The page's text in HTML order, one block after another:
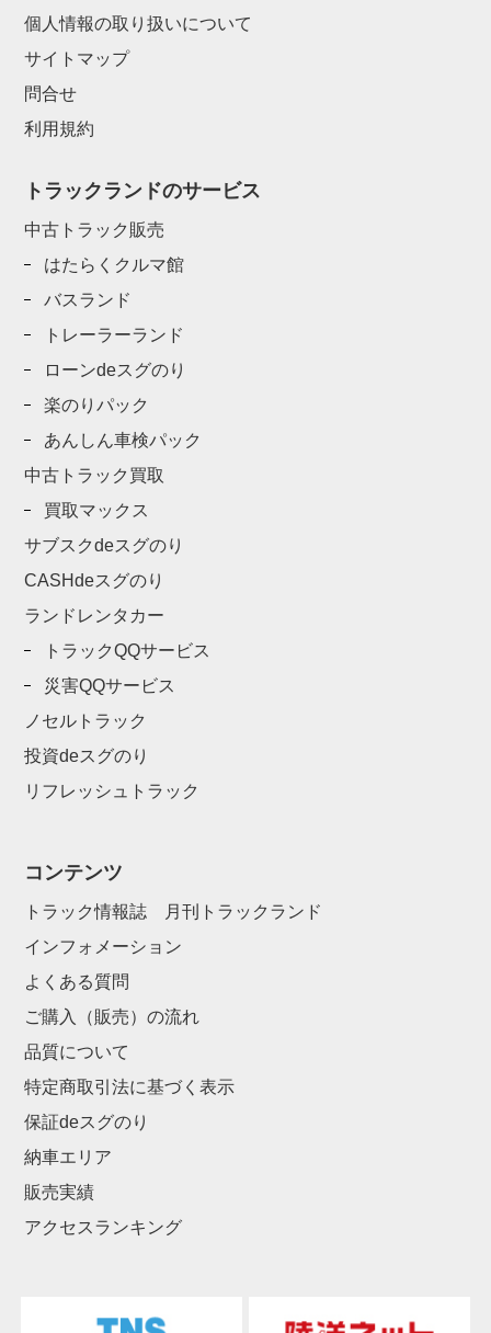
個人情報の取り扱いについて
サイトマップ
問合せ
利用規約
トラックランドのサービス
中古トラック販売
はたらくクルマ館
バスランド
トレーラーランド
ローンdeスグのり
楽のりパック
あんしん車検パック
中古トラック買取
買取マックス
サブスクdeスグのり
CASHdeスグのり
ランドレンタカー
トラックQQサービス
災害QQサービス
ノセルトラック
投資deスグのり
リフレッシュトラック
コンテンツ
トラック情報誌 月刊トラックランド
インフォメーション
よくある質問
ご購入（販売）の流れ
品質について
特定商取引法に基づく表示
保証deスグのり
納車エリア
販売実績
アクセスランキング